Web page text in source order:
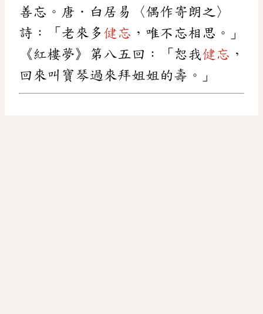
善忘。唐．白居易〈偶作寄朗之〉
詩：「老來多 健忘 ，唯不忘相思。」
《紅樓夢》第八五回：「恕我健忘 ，
回來叫寶琴過來拜姐姐的壽。」